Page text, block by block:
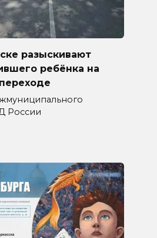
разыскивают
ребёнка на
России